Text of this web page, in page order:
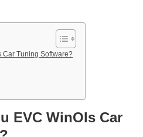
Car Tuning Software?
EVC WinOls Car